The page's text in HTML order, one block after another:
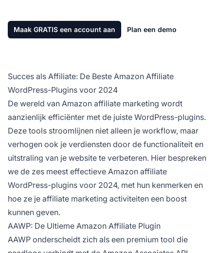
Maak GRATIS een account aan Plan een demo
Succes als Affiliate: De Beste Amazon Affiliate
WordPress-Plugins voor 2024
De wereld van Amazon affiliate marketing wordt
aanzienlijk efficiënter met de juiste WordPress-plugins.
Deze tools stroomlijnen niet alleen je workflow, maar
verhogen ook je verdiensten door de functionaliteit en
uitstraling van je website te verbeteren. Hier bespreken
we de zes meest effectieve Amazon affiliate
WordPress-plugins voor 2024, met hun kenmerken en
hoe ze je affiliate marketing activiteiten een boost
kunnen geven.
AAWP: De Ultieme Amazon Affiliate Plugin
AAWP onderscheidt zich als een premium tool die